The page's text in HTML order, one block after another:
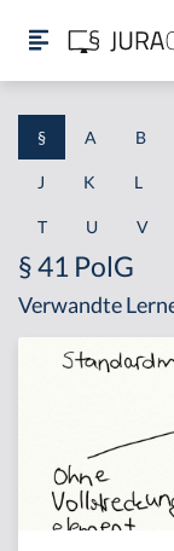
§ A B
J K L
T U V
§ 41 PolG
Verwandte